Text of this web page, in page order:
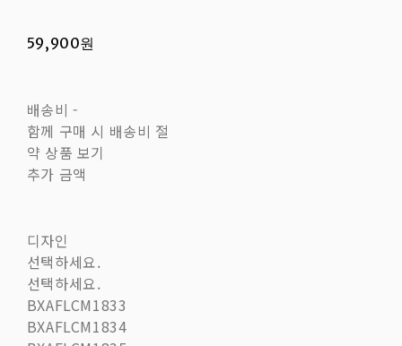
59,900원
배송비 -
함께 구매 시 배송비 절
약 상품 보기
추가 금액
디자인
선택하세요.
선택하세요.
BXAFLCM1833
BXAFLCM1834